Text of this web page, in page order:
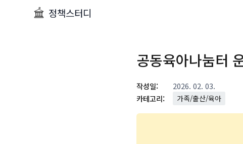
정책스터디
공동육아나눔터
작성일:
2026. 02. 03.
카테고리:
가족/출산/육아